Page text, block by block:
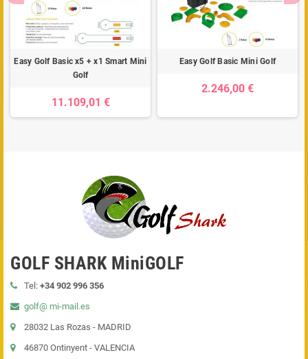
Easy Golf Basic x5 + x1 Smart Mini
Golf
11.109,01 €
Easy Golf Basic Mini Golf
2.246,00 €
GOLF SHARK MiniGOLF
Tel: +34 902 996 356
golf@ mi-mail.es
28032 Las Rozas - MADRID
46870 Ontinyent - VALENCIA